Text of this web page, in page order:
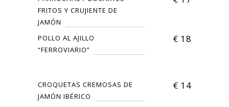
FRITOS Y CRUJIENTE DE
JAMÓN
POLLO AL AJILLO
“FERROVIARIO”
€ 18
CROQUETAS CREMOSAS DE
JAMÓN IBÉRICO
€ 14